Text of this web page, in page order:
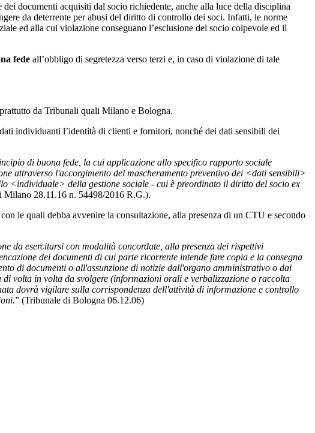
documenti acquisiti dal socio richiedente, anche alla luce della disciplina
da deterrente per abusi del diritto di controllo dei soci. Infatti, le norme
ed alla cui violazione conseguano l’esclusione del socio colpevole ed il
fede all’obbligo di segretezza verso terzi e, in caso di violazione di tale
da Tribunali quali Milano e Bologna.
individuanti l’identità di clienti e fornitori, nonché dei dati sensibili dei
di buona fede, la cui applicazione allo specifico rapporto sociale
attraverso l'accorgimento del mascheramento preventivo dei <dati sensibili>
<individuale> della gestione sociale - cui è preordinato il diritto del socio ex
Milano 28.11.16 n. 54498/2016 R.G.).
le quali debba avvenire la consultazione, alla presenza di un CTU e secondo
da esercitarsi con modalità concordate, alla presenza dei rispettivi
dei documenti di cui parte ricorrente intende fare copia e la consegna
di documenti o all'assunzione di notizie dall'organo amministrativo o dai
volta in volta da svolgere (informazioni orali e verbalizzazione o raccolta
dovrà vigilare sulla corrispondenza dell'attività di informazione e controllo
” (Tribunale di Bologna 06.12.06)